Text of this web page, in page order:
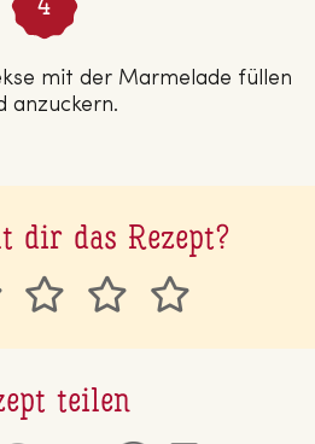
mit der Marmelade füllen
anzuckern.
dir das Rezept?
teilen